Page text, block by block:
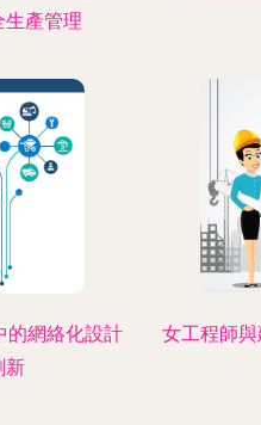
產管理
的網絡化設計
新
女工程師